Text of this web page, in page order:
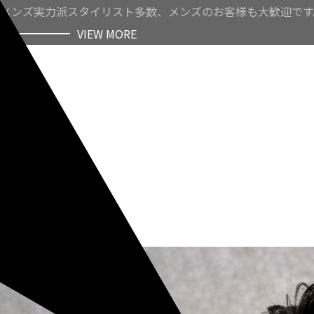
メンズ実力派スタイリスト多数、メンズのお客様も大歓迎で
VIEW MORE
VIEW MORE